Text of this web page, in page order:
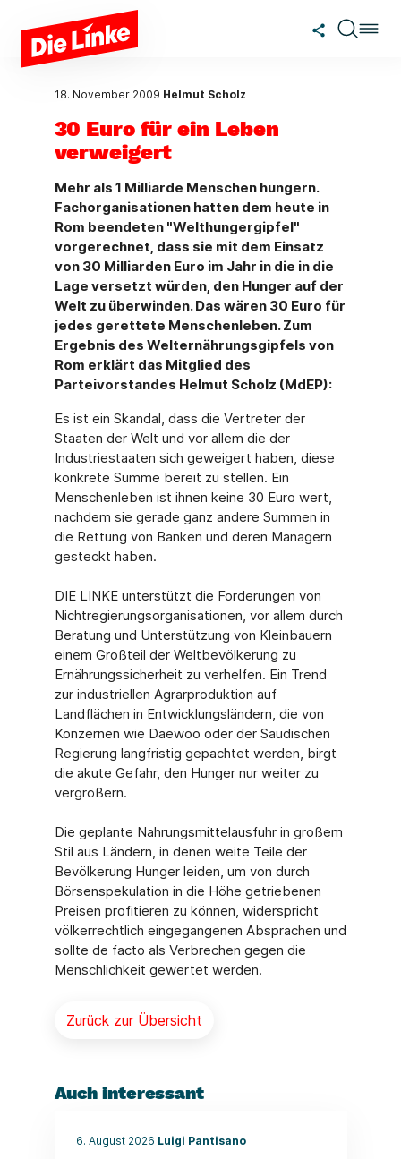
Zum Hauptinhalt springen
18. November 2009 Helmut Scholz
30 Euro für ein Leben
verweigert
Mehr als 1 Milliarde Menschen hungern.
Fachorganisationen hatten dem heute in
Rom beendeten "Welthungergipfel"
vorgerechnet, dass sie mit dem Einsatz
von 30 Milliarden Euro im Jahr in die in die
Lage versetzt würden, den Hunger auf der
Welt zu überwinden. Das wären 30 Euro für
jedes gerettete Menschenleben. Zum
Ergebnis des Welternährungsgipfels von
Rom erklärt das Mitglied des
Parteivorstandes Helmut Scholz (MdEP):
Es ist ein Skandal, dass die Vertreter der
Staaten der Welt und vor allem die der
Industriestaaten sich geweigert haben, diese
konkrete Summe bereit zu stellen. Ein
Menschenleben ist ihnen keine 30 Euro wert,
nachdem sie gerade ganz andere Summen in
die Rettung von Banken und deren Managern
gesteckt haben.
DIE LINKE unterstützt die Forderungen von
Nichtregierungsorganisationen, vor allem durch
Beratung und Unterstützung von Kleinbauern
einem Großteil der Weltbevölkerung zu
Ernährungssicherheit zu verhelfen. Ein Trend
zur industriellen Agrarproduktion auf
Landflächen in Entwicklungsländern, die von
Konzernen wie Daewoo oder der Saudischen
Regierung langfristig gepachtet werden, birgt
die akute Gefahr, den Hunger nur weiter zu
vergrößern.
Die geplante Nahrungsmittelausfuhr in großem
Stil aus Ländern, in denen weite Teile der
Bevölkerung Hunger leiden, um von durch
Börsenspekulation in die Höhe getriebenen
Preisen profitieren zu können, widerspricht
völkerrechtlich eingegangenen Absprachen und
sollte de facto als Verbrechen gegen die
Menschlichkeit gewertet werden.
Zurück zur Übersicht
Auch interessant
6. August 2026 Luigi Pantisano